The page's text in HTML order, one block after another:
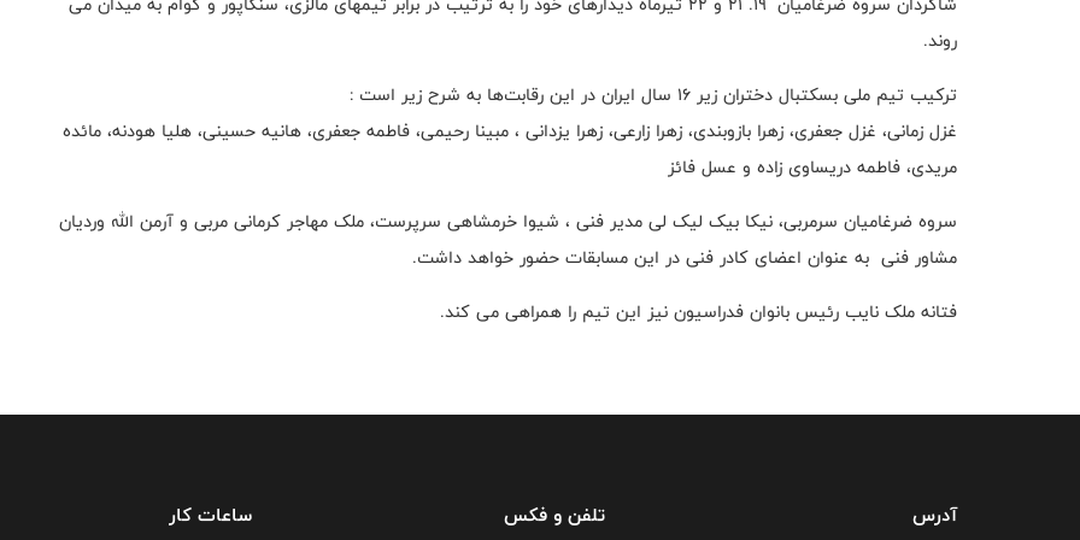
روند.
ترکیب تیم ملی بسکتبال دختران زیر ۱۶ سال ایران در این رقابت‌ها به شرح زیر است :
غزل زمانی، غزل جعفری، زهرا بازوبندی، زهرا زارعی، زهرا یزدانی ، مبینا رحیمی، فاطمه جعفری، هانیه حسینی، هلیا هودنه، مائده
مریدی، فاطمه دریساوی زاده و عسل فائز
سروه ضرغامیان سرمربی، نیکا بیک لیک لی مدیر فنی ، شیوا خرمشاهی سرپرست، ملک مهاجر کرمانی مربی و آرمن الله وردیان
مشاور فنی به عنوان اعضای کادر فنی در این مسابقات حضور خواهد داشت.
فتانه ملک نایب رئیس بانوان فدراسیون نیز این تیم را همراهی می کند.
آدرس تلفن و فکس ساعات کار